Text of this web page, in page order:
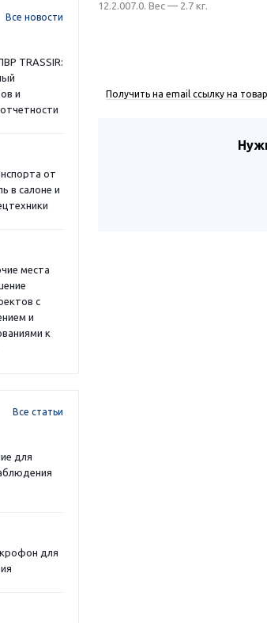
Все новости
TRASSIR:
и
от
в салоне и
места
с
и
к
Все статьи
для
для
12.2.007.0. Вес — 2.7 кг.
Получить на email ссылку на товар